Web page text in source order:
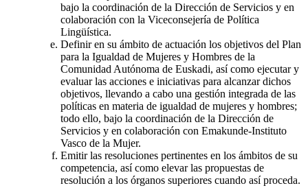
bajo la coordinación de la Dirección de Servicios y en
colaboración con la Viceconsejería de Política
Lingüística.
Definir en su ámbito de actuación los objetivos del Plan
para la Igualdad de Mujeres y Hombres de la
Comunidad Autónoma de Euskadi, así como ejecutar y
evaluar las acciones e iniciativas para alcanzar dichos
objetivos, llevando a cabo una gestión integrada de las
políticas en materia de igualdad de mujeres y hombres;
todo ello, bajo la coordinación de la Dirección de
Servicios y en colaboración con Emakunde-Instituto
Vasco de la Mujer.
Emitir las resoluciones pertinentes en los ámbitos de su
competencia, así como elevar las propuestas de
resolución a los órganos superiores cuando así proceda.